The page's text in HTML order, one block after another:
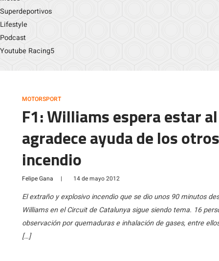
Superdeportivos
Lifestyle
Podcast
Youtube Racing5
MOTORSPORT
F1: Williams espera estar
agradece ayuda de los
incendio
Felipe Gana | 14 de mayo 2012
El extraño y explosivo incendio que se dio unos 90 minutos
Williams en el Circuit de Catalunya sigue siendo tema. 16
observación por quemaduras e inhalación de gases, entre
[…]